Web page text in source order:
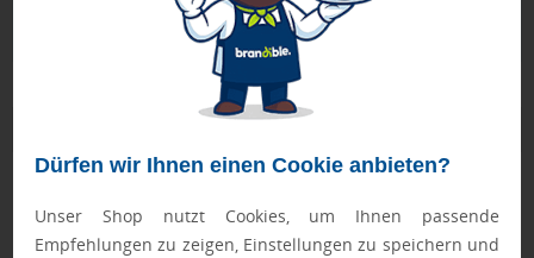
Dürfen wir Ihnen einen Cookie anbieten?
Unser Shop nutzt Cookies, um Ihnen passende
Empfehlungen zu zeigen, Einstellungen zu speichern und
Qualitätssicherung
Abmessungen: ca. 75 x 60 mm